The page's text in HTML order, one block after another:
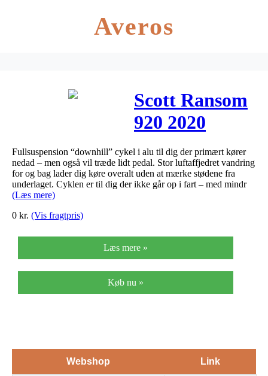
Averos
Scott Ransom
920 2020
Fullsuspension “downhill” cykel i alu til dig der primært kører
nedad – men også vil træde lidt pedal. Stor luftaffjedret vandring
for og bag lader dig køre overalt uden at mærke stødene fra
underlaget. Cyklen er til dig der ikke går op i fart – med mindr
(Læs mere)
0 kr. (Vis fragtpris)
Læs mere »
Køb nu »
Webshop Link